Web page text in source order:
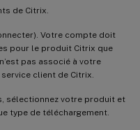
de Citrix.
Votre compte doit
pour le produit Citrix que
pas associé à votre
client de Citrix.
sélectionnez votre produit et
type de téléchargement.